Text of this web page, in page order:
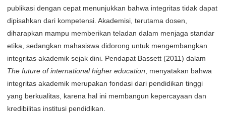
publikasi dengan cepat menunjukkan bahwa integritas tidak dapat
dipisahkan dari kompetensi. Akademisi, terutama dosen,
diharapkan mampu memberikan teladan dalam menjaga standar
etika, sedangkan mahasiswa didorong untuk mengembangkan
integritas akademik sejak dini. Pendapat Bassett (2011) dalam
The future of international higher education , menyatakan bahwa
integritas akademik merupakan fondasi dari pendidikan tinggi
yang berkualitas, karena hal ini membangun kepercayaan dan
kredibilitas institusi pendidikan.